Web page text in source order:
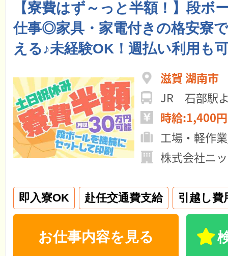
【寮費はず～っと半額！】段ボ
仕事◎家具・家電付きの格安寮
える♪未経験OK！週払い利用も
滋賀 湖南市
JR 石部駅
時給:1,400
工場・軽作
株式会社ニ
即入寮OK 赴任交通費支給 引越し費
お仕事内容を見る